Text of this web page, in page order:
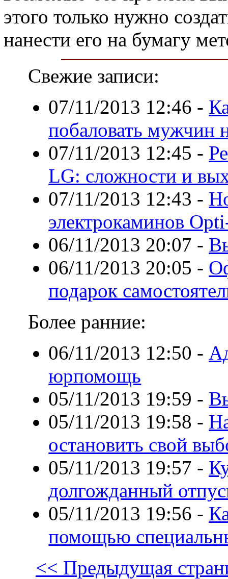
этого только нужно
нанести его на бумагу
Свежие записи:
07/11/2013 12:46 -
побаловать мужчин
07/11/2013 12:45 -
LG: сложности и
07/11/2013 12:43 -
электрокаминов
06/11/2013 20:07 -
06/11/2013 20:05 -
подарок
Более ранние:
06/11/2013 12:50 -
юрпомощь
05/11/2013 19:59 -
05/11/2013 19:58 -
остановить свой
05/11/2013 19:57 -
долгожданный
05/11/2013 19:56 -
помощью
<< Предыдущая